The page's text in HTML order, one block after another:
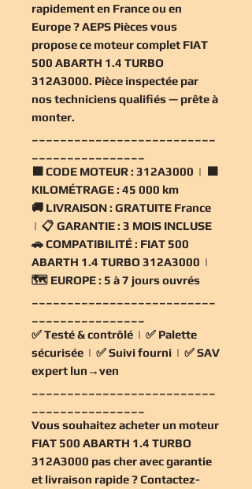
rapidement en France ou en
Europe ? AEPS Pièces vous
propose ce moteur complet FIAT
500 ABARTH 1.4 TURBO
312A3000. Pièce inspectée par
nos techniciens qualifiés — prête à
monter.
🟧CODE MOTEUR : 312A3000 | 🟧
KILOMÉTRAGE : 45 000 km
🚚 LIVRAISON : GRATUITE France
| 📋 GARANTIE : 3 MOIS INCLUSE
🚗COMPATIBILITÉ : FIAT 500
ABARTH 1.4 TURBO 312A3000 |
🗺️ EUROPE : 5 à 7 jours ouvrés
✅Testé & contrôlé | ✅ Palette
sécurisée | ✅Suivi fourni | ✅SAV
expert lun→ven
Vous souhaitez acheter un moteur
FIAT 500 ABARTH 1.4 TURBO
312A3000 pas cheravec garantie
et livraison rapide ? Contactez-